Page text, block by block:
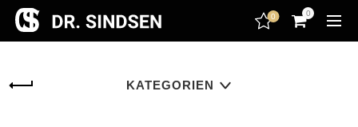
encodedScript:
0 0
KATEGORIEN